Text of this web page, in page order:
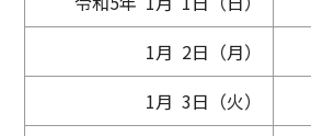
1月 2日（月）
1月 3日（火）